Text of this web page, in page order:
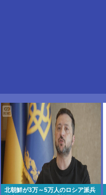
北朝鮮が3万～5万人のロシア派兵